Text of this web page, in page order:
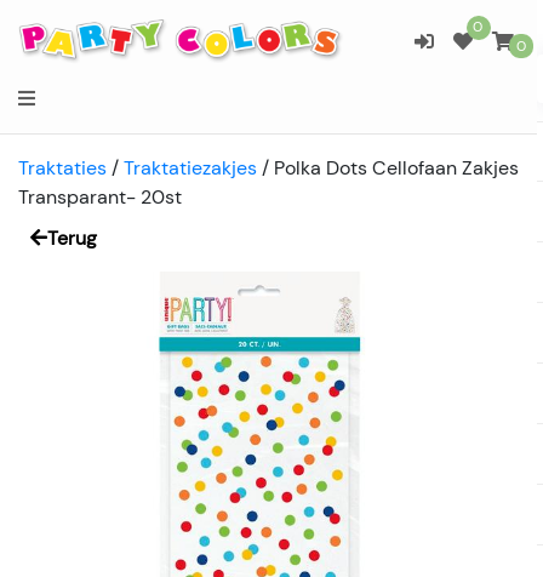
0
0
Traktaties /Traktatiezakjes / Polka Dots Cellofaan Zakjes
Transparant- 20st
Terug